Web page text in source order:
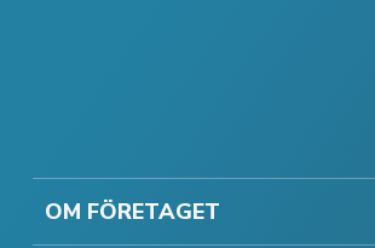
OM FÖRETAGET